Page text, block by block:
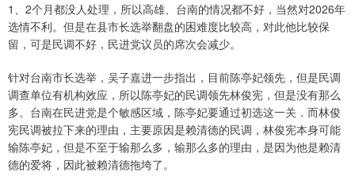
1、2个月都没人处理，所以高雄、台南的情况都不好，当然对2026年
选情不利。但是在县市长选举翻盘的困难度比较高，对此他比较保
留，可是民调不好，民进党议员的席次会减少。
针对台南市长选举，吴子嘉进一步指出，目前陈亭妃领先，但是民调
调查单位有机构效应，所以陈亭妃的民调领先林俊宪，但是没有那么
多。台南在民进党是个敏感区域，陈亭妃要通过初选这一关．而林俊
宪民调被拉下来的理由，主要原因是赖清德的民调，林俊宪本身可能
输陈亭妃，但是不至于输那么多，输那么多的理由，是因为他是赖清
德的爱将，因此被赖清德拖垮了。